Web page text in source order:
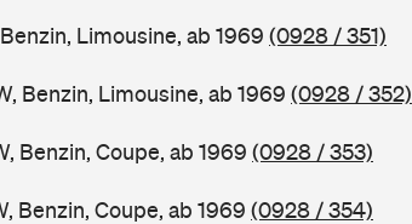
Limousine, ab 1969 (0928 / 351)
Benzin, Limousine, ab 1969 (0928 / 352)
Benzin, Coupe, ab 1969 (0928 / 353)
Benzin, Coupe, ab 1969 (0928 / 354)